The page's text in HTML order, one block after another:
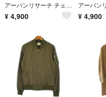
アーバンリサーチ チェスターコート ロング丈 38 カーキ ■GY99
¥ 4,900 ¥ 4,900